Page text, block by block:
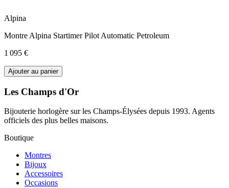
Alpina
Montre Alpina Startimer Pilot Automatic Petroleum
1 095 €
Ajouter au panier
Les Champs d'Or
Bijouterie horlogère sur les Champs-Élysées depuis 1993. Agents
officiels des plus belles maisons.
Boutique
Montres
Bijoux
Accessoires
Occasions